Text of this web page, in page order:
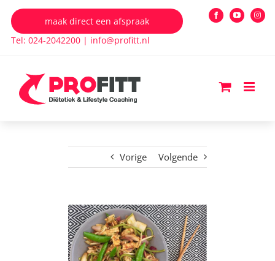
naar
inhoud
maak direct een afspraak
Tel: 024-2042200| info@profitt.nl
FacebookYouTube
Vorige Volgende
Bekijk
grotere
afbeelding